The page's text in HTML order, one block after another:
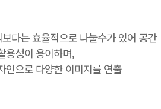
다는 효율적으로 나눌수가 있어 공간
용성이 용이하며,
인으로 다양한 이미지를 연출